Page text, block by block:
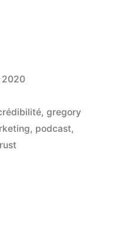
»
2020
, gregory
, podcast,